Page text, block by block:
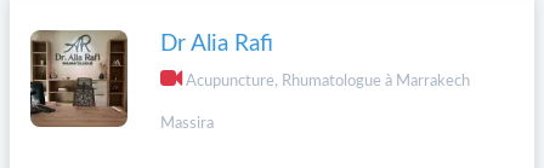
Dr Alia Rafi
Acupuncture, Rhumatologue à Marrakech
Massira